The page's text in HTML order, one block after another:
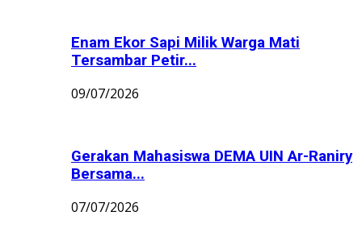
Enam Ekor Sapi Milik Warga Mati
Tersambar Petir...
09/07/2026
Gerakan Mahasiswa DEMA UIN Ar-Raniry
Bersama...
07/07/2026